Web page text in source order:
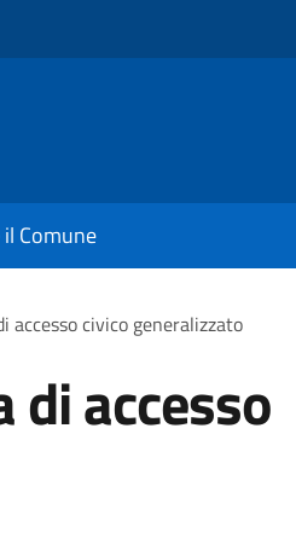
Comune
accesso civico generalizzato
di accesso